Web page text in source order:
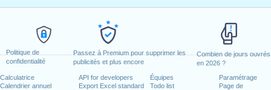
Politique de
confidentialité
Passez à Premium pour supprimer les
publicités et plus encore
Combien de jours ouvrés
en 2026 ?
Calculatrice
Calendrier annuel
API for developers
Export Excel standard
Équipes
Todo list
Paramétrage
Page de